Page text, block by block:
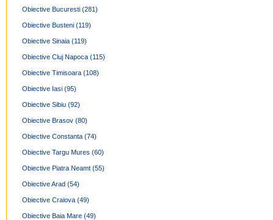
Obiective Bucuresti (281)
Obiective Busteni (119)
Obiective Sinaia (119)
Obiective Cluj Napoca (115)
Obiective Timisoara (108)
Obiective Iasi (95)
Obiective Sibiu (92)
Obiective Brasov (80)
Obiective Constanta (74)
Obiective Targu Mures (60)
Obiective Piatra Neamt (55)
Obiective Arad (54)
Obiective Craiova (49)
Obiective Baia Mare (49)